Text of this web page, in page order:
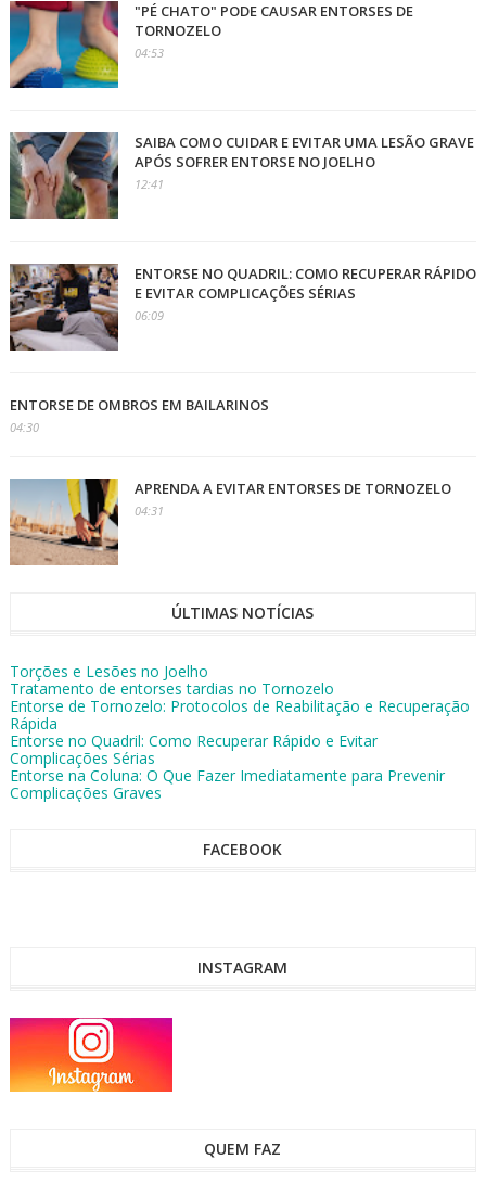
"PÉ CHATO" PODE CAUSAR ENTORSES DE
TORNOZELO
04:53
SAIBA COMO CUIDAR E EVITAR UMA LESÃO GRAVE
APÓS SOFRER ENTORSE NO JOELHO
12:41
ENTORSE NO QUADRIL: COMO RECUPERAR RÁPIDO
E EVITAR COMPLICAÇÕES SÉRIAS
06:09
ENTORSE DE OMBROS EM BAILARINOS
04:30
APRENDA A EVITAR ENTORSES DE TORNOZELO
04:31
ÚLTIMAS NOTÍCIAS
Torções e Lesões no Joelho
Tratamento de entorses tardias no Tornozelo
Entorse de Tornozelo: Protocolos de Reabilitação e Recuperação
Rápida
Entorse no Quadril: Como Recuperar Rápido e Evitar
Complicações Sérias
Entorse na Coluna: O Que Fazer Imediatamente para Prevenir
Complicações Graves
FACEBOOK
INSTAGRAM
QUEM FAZ